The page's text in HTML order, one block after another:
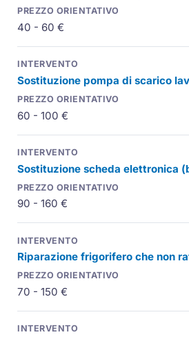
40 - 60 €
Sostituzione pompa di scarico
60 - 100 €
Sostituzione scheda elettronica
90 - 160 €
Riparazione frigorifero che non
70 - 150 €